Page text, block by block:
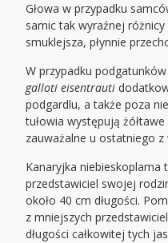
Głowa w przypadku
samic tak wyraźnej
smuklejsza, płynnie
W przypadku podgatunków
galloti eisentrauti
podgardlu, a także poza
tułowia występują
zauważalne u ostatniego
Kanaryjka niebieskoplama
przedstawiciel swojej
około 40 cm długości.
z mniejszych
długości całkowitej tych